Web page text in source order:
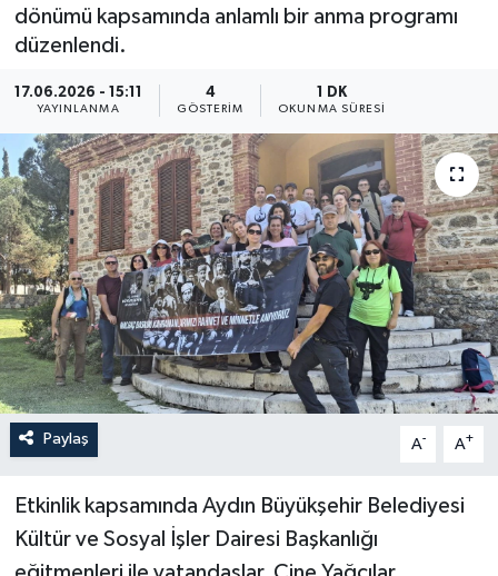
dönümü kapsamında anlamlı bir anma programı
düzenlendi.
17.06.2026 - 15:11
YAYINLANMA
4
GÖSTERIM
1 DK
OKUNMA SÜRESI
Paylaş A- A+
Etkinlik kapsamında Aydın Büyükşehir Belediyesi
Kültür ve Sosyal İşler Dairesi Başkanlığı